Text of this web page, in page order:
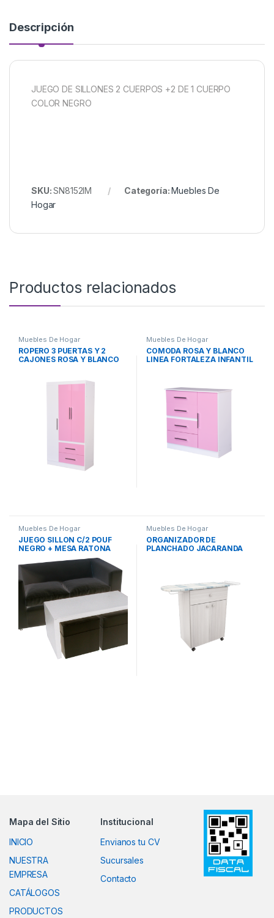
Descripción
JUEGO DE SILLONES 2 CUERPOS +2 DE 1 CUERPO
COLOR NEGRO
SKU:SN8152IM Categoría:Muebles De
Hogar
Productos relacionados
Muebles De Hogar
ROPERO 3 PUERTAS Y 2
CAJONES ROSA Y BLANCO
Muebles De Hogar
COMODA ROSA Y BLANCO
LINEA FORTALEZA INFANTIL
Muebles De Hogar
JUEGO SILLON C/2 POUF
NEGRO + MESA RATONA
Muebles De Hogar
ORGANIZADOR DE
PLANCHADO JACARANDA
Mapa del Sitio
INICIO
NUESTRA
EMPRESA
CATÁLOGOS
PRODUCTOS
Institucional
Envianos tu CV
Sucursales
Contacto